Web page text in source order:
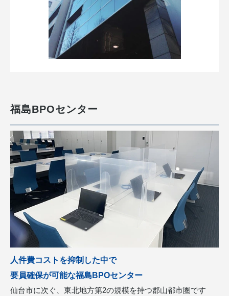
福島BPOセンター
人件費コストを抑制した中で
要員確保が可能な福島BPOセンター
仙台市に次ぐ、東北地方第2の規模を持つ郡山都市圏です